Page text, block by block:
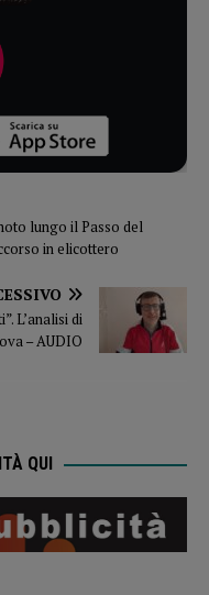
lungo il Passo del
in elicottero
L’analisi di
– AUDIO
QUI